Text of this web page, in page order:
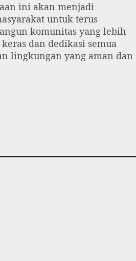
ini akan menjadi
untuk terus
komunitas yang lebih
dan dedikasi semua
lingkungan yang aman dan